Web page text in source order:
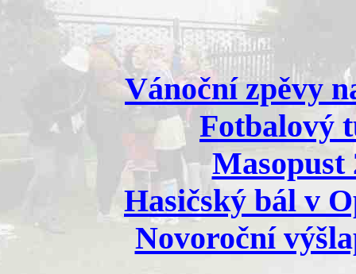
Vánoční zpěvy
Fotbalový
Masopust
Hasičský bál v
Novoroční